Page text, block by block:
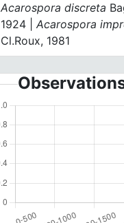
Acarospora discreta
1924 |Acarospora
Cl.Roux, 1981